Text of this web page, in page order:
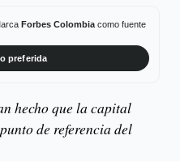
Forbes Colombiacomo fuente
preferida
hecho que la capital
de referencia del